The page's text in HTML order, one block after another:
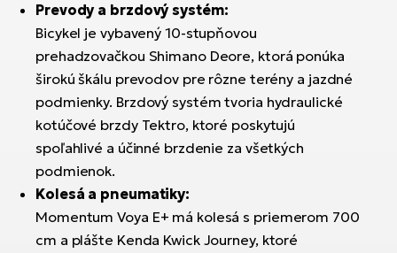
Prevody a brzdový systém:
Bicykel je vybavený 10-stupňovou
prehadzovačkou Shimano Deore, ktorá ponúka
širokú škálu prevodov pre rôzne terény a jazdné
podmienky. Brzdový systém tvoria hydraulické
kotúčové brzdy Tektro, ktoré poskytujú
spoľahlivé a účinné brzdenie za všetkých
podmienok.
Kolesá a pneumatiky:
Momentum Voya E+ má kolesá s priemerom 700
cm a plášte Kenda Kwick Journey, ktoré